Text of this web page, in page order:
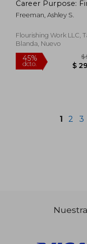
Career Purpose:
and Live the Life of
Fulfilling Work You
(en Inglés)
Freeman, Ashley S.
Flourishing Work LLC,
Blanda, Nuevo
1 2 3